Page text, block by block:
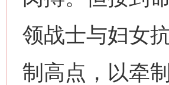
领战士与妇女
制高点，以牵